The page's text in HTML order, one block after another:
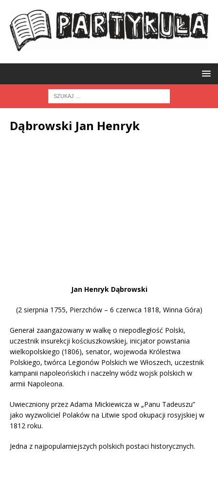
Dąbrowski Jan Henryk
Jan Henryk Dąbrowski
(2 sierpnia 1755, Pierzchów – 6 czerwca 1818, Winna Góra)
Generał zaangażowany w walkę o niepodległość Polski,
uczestnik insurekcji kościuszkowskiej, inicjator powstania
wielkopolskiego (1806), senator, wojewoda Królestwa
Polskiego, twórca Legionów Polskich we Włoszech, uczestnik
kampanii napoleońskich i naczelny wódz wojsk polskich w
armii Napoleona.
Uwieczniony przez Adama Mickiewicza w „Panu Tadeuszu”
jako wyzwoliciel Polaków na Litwie spod okupacji rosyjskiej w
1812 roku.
Jedna z najpopularniejszych polskich postaci historycznych.